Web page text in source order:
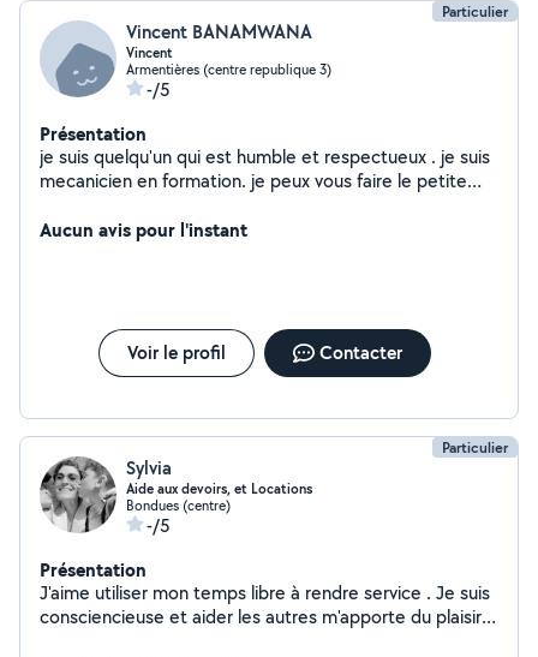
Particulier
Vincent BANAMWANA
Vincent
Armentières (centre republique 3)
-/5
Présentation
je suis quelqu'un qui est humble et respectueux . je suis
mecanicien en formation. je peux vous faire le petite
plaquette disque etc merci
Aucun avis pour l'instant
Voir le profil Contacter
Particulier
Sylvia
Aide aux devoirs, et Locations
Bondues (centre)
-/5
Présentation
J'aime utiliser mon temps libre à rendre service . Je suis
consciencieuse et aider les autres m'apporte du plaisir .